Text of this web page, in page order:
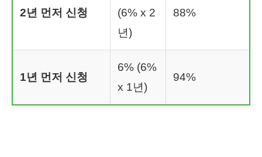
2년 먼저 신청
(6% x 2
년)
88%
1년 먼저 신청
6% (6%
x 1년)
94%